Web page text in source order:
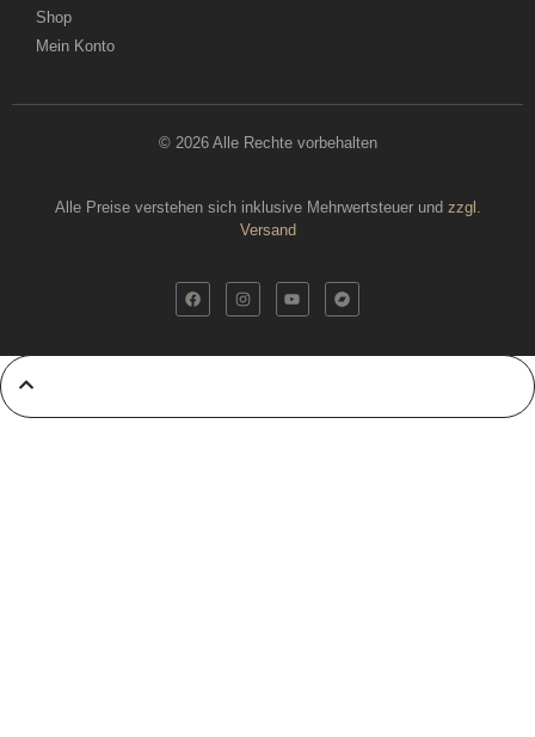
Shop
Mein Konto
© 2026 Alle Rechte vorbehalten
Alle Preise verstehen sich inklusive Mehrwertsteuer und zzgl.
Versand